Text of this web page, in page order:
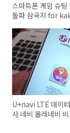
스마트폰 게임 슈팅
돌파 삼국지 for
U+navi LTE 데이
사 네비 올레네비